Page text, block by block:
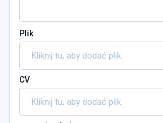
Plik
Kliknij tu, aby dodać plik.
CV
Kliknij tu, aby dodać plik.